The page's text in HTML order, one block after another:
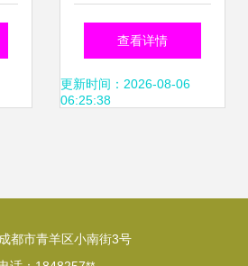
解析深圳网络公司
在网站建设领域的
查看详情
更新时间：2026-08-06
06:25:38
都市青羊区小南街3号